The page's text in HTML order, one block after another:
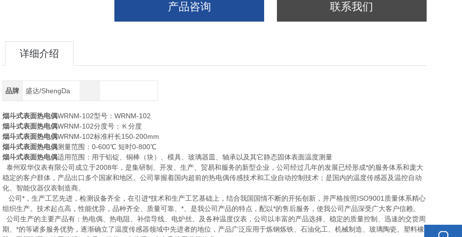
产品咨询 联系我们
详细介绍
品牌 盛达/ShengDa
烟斗式表面热电偶WRNM-102型号：WRNM-102
烟斗式表面热电偶WRNM-102分度号：Ｋ分度
烟斗式表面热电偶WRNM-102标准杆长150-200mm
烟斗式表面热电偶测量范围：0-600℃ 短时0-800℃
烟斗式表面热电偶适用范围：用于铝锭、铜棒（块）、模具、玻璃器皿、轴承以及其它静态固体表面温度测量
泰州双华仪表有限公司成立于2008年，是集研制、开发、生产、贸易和服务的新型企业，公司经过几年的发展已经形成*的服务体系和庞大
稳定的客户群体，产品出口多个国家和地区。公司掌握着国内超前的热电偶传感技术和工业自动控制技术；是国内的温度传感器及温控自动
化、智能仪器仪表制造商。
公司*，生产工艺先进，检测设备齐全，在引进*技术和生产工艺基础上，结合我国国情不断的开拓创新，并严格按照ISO9001质量体系精心
组织生产。技术起点高，性能优异，品种齐全、质量可靠、*、是我公司产品的特点，配以*的售后服务，使我公司产品深受广大客户信赖。
公司生产的主要产品有：热电偶、热电阻、补偿导线、电炉丝、及各种温度仪表，公司以丰富的产品选择、稳定的质量控制、迅速的交货周
期、*的等诸多服务优势，逐渐确立了温度传感器领域中先进者的地位，产品广泛应用于炼钢炼铁、石油化工、机械制造、玻璃陶瓷、塑料橡